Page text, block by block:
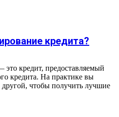
кредита?
кредит, предоставляемый
кредита. На практике вы
чтобы получить лучшие